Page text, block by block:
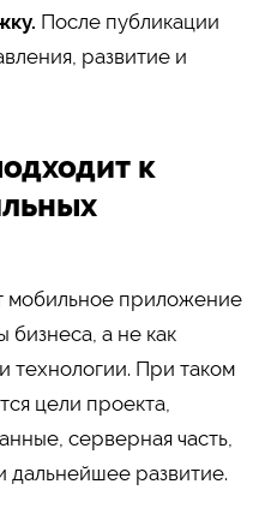
После публикации
развитие и
к
мобильное приложение
бизнеса, а не как
технологии. При таком
цели проекта,
серверная часть,
дальнейшее развитие.